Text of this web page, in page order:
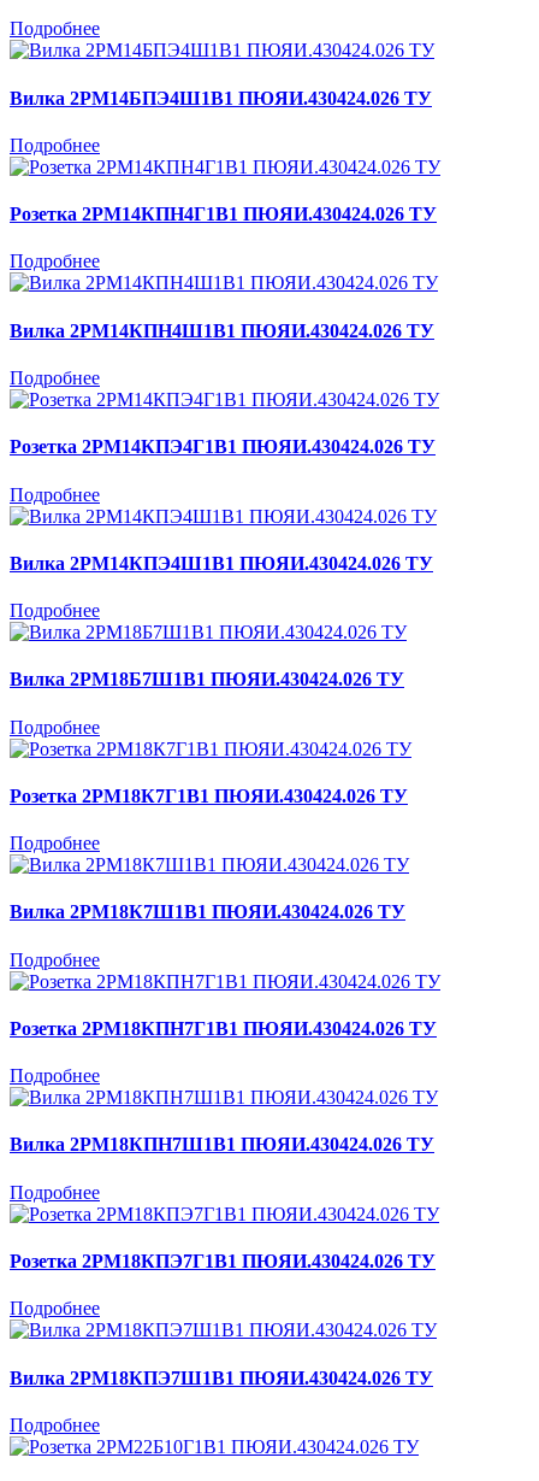
Подробнее
Вилка 2РМ14БПЭ4Ш1В1 ПЮЯИ.430424.026 ТУ
Подробнее
Розетка 2РМ14КПН4Г1В1 ПЮЯИ.430424.026 ТУ
Подробнее
Вилка 2РМ14КПН4Ш1В1 ПЮЯИ.430424.026 ТУ
Подробнее
Розетка 2РМ14КПЭ4Г1В1 ПЮЯИ.430424.026 ТУ
Подробнее
Вилка 2РМ14КПЭ4Ш1В1 ПЮЯИ.430424.026 ТУ
Подробнее
Вилка 2РМ18Б7Ш1В1 ПЮЯИ.430424.026 ТУ
Подробнее
Розетка 2РМ18К7Г1В1 ПЮЯИ.430424.026 ТУ
Подробнее
Вилка 2РМ18К7Ш1В1 ПЮЯИ.430424.026 ТУ
Подробнее
Розетка 2РМ18КПН7Г1В1 ПЮЯИ.430424.026 ТУ
Подробнее
Вилка 2РМ18КПН7Ш1В1 ПЮЯИ.430424.026 ТУ
Подробнее
Розетка 2РМ18КПЭ7Г1В1 ПЮЯИ.430424.026 ТУ
Подробнее
Вилка 2РМ18КПЭ7Ш1В1 ПЮЯИ.430424.026 ТУ
Подробнее